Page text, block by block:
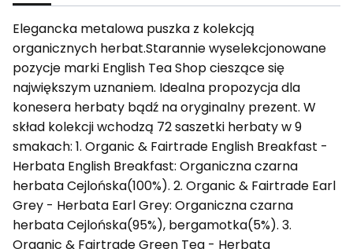
Elegancka metalowa puszka z kolekcją
organicznych herbat.Starannie wyselekcjonowane
pozycje marki English Tea Shop cieszące się
największym uznaniem. Idealna propozycja dla
konesera herbaty bądź na oryginalny prezent. W
skład kolekcji wchodzą 72 saszetki herbaty w 9
smakach: 1. Organic & Fairtrade English Breakfast -
Herbata English Breakfast: Organiczna czarna
herbata Cejlońska(100%). 2. Organic & Fairtrade Earl
Grey - Herbata Earl Grey: Organiczna czarna
herbata Cejlońska(95%), bergamotka(5%). 3.
Organic & Fairtrade Green Tea - Herbata